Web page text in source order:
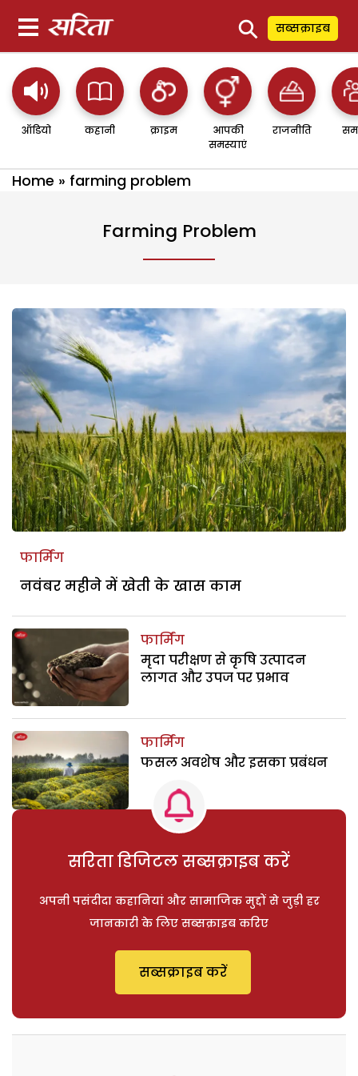
⚲ सब्सक्राइब
ऑडियो कहानी क्राइम
आपकी
समस्याएं
राजनीति
Home » farming problem
Farming Problem
फार्मिंग
नवंबर महीने में खेती के खास काम
फार्मिंग
मृदा परीक्षण से कृषि उत्पादन
लागत और उपज पर प्रभाव
फार्मिंग
फसल अवशेष और इसका प्रबंधन
सरिता डिजिटल सब्सक्राइब करें
अपनी पसंदीदा कहानियां और सामाजिक मुद्दों से जुड़ी हर
जानकारी के लिए सब्सक्राइब करिए
सब्सक्राइब करें